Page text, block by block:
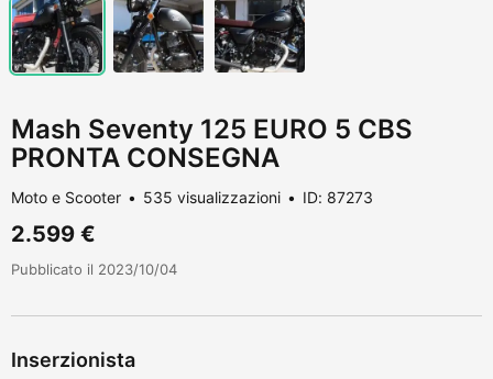
Mash Seventy 125 EURO 5 CBS
PRONTA CONSEGNA
Moto e Scooter 535 visualizzazioni ID: 87273
2.599 €
Pubblicato il 2023/10/04
Inserzionista